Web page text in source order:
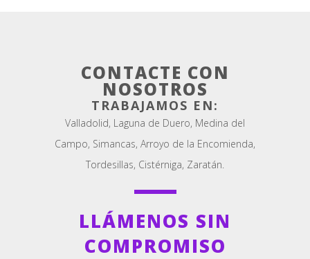
CONTACTE CON
NOSOTROS
TRABAJAMOS EN:
Valladolid, Laguna de Duero, Medina del
Campo, Simancas, Arroyo de la Encomienda,
Tordesillas, Cistérniga, Zaratán.
LLÁMENOS SIN
COMPROMISO